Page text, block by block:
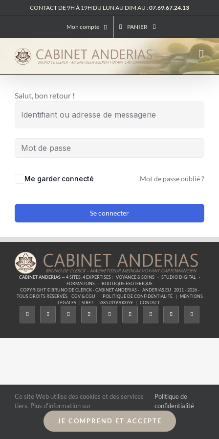
au
CONTACT DE 9H À 19H DU LUN AU DIM AU :07.69.67.24.13
Mon compte PANIER
Salut, bon retour !
Me garder connecté Mot de passe oublié ?
Se connecter
CABINET ANDERIAS— 4 SITES, 4 EXPERTISES : VOYANCE & SOINS · STUDIO DIGITAL
·
FORMATIONS · BOUTIQUE ÉSOTÉRIQUE
COPYRIGHT © BRUNO DE CLERCK - CABINET ANDERIAS - ANDERIAS.EU
2011 - 2026 -
TOUS DROITS RÉSERVÉS.
CGV & CGU | POLITIQUE DE CONFIDENTIALITÉ |
MENTIONS
LÉGALES
| SIRET : 53857319700059 | CONTACT
Ce site Web utilise des cookies et des services
tiers. Plus d'information sur
Politique de
confidentialité
JE COMPREND ET ACCEPTE